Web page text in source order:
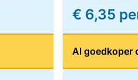
€ 6,35
Al goedkoper